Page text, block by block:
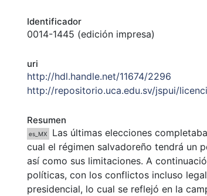
Identificador
0014-1445 (edición impresa)
uri
http://hdl.handle.net/11674/2296
http://repositorio.uca.edu.sv/jspui/
Resumen
es_MX
Las últimas elecciones
cual el régimen salvadoreño tendrá un
así como sus limitaciones. A
políticas, con los conflictos incluso
presidencial, lo cual se reflejó en la